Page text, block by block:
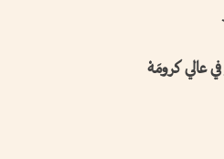
كرومَهْ